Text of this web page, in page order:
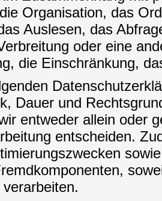
Organisation, das
Auslesen, das
oder eine
die Einschränkung,
Dauer und
entweder allein oder
entscheiden.